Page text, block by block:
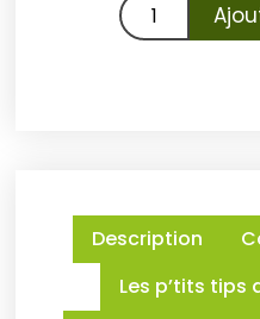
Description
Les p’tits tips